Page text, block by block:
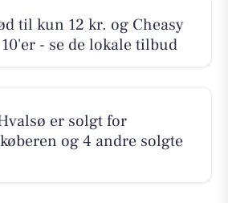
til kun 12 kr. og Cheasy
- se de lokale tilbud
er solgt for
og 4 andre solgte